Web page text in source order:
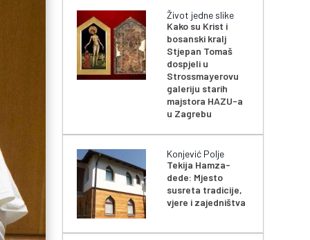
Život jedne slike
Kako su Krist i
bosanski kralj
Stjepan Tomaš
dospjeli u
Strossmayerovu
galeriju starih
majstora HAZU-a
u Zagrebu
Konjević Polje
Tekija Hamza-
dede: Mjesto
susreta tradicije,
vjere i zajedništva